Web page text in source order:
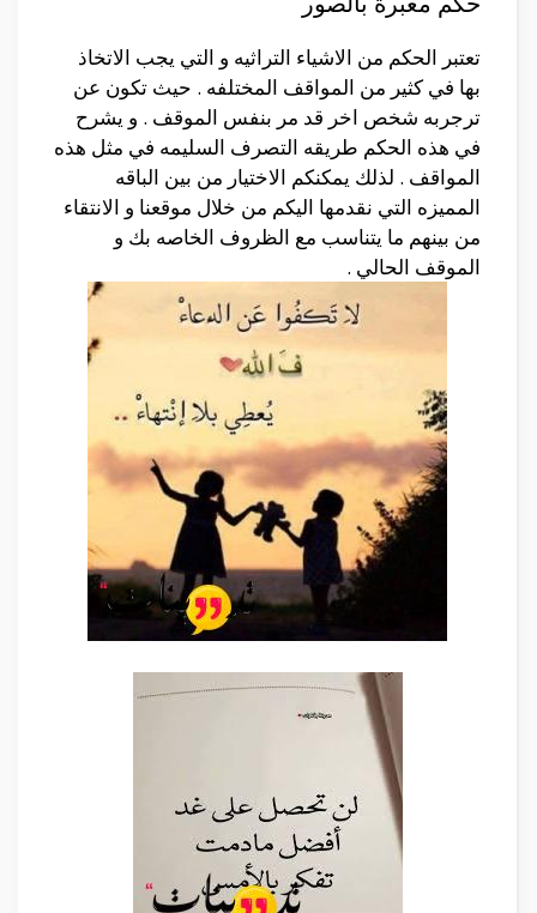
تعتبر الحكم من الاشياء التراثيه و التي يجب الاتخاذ
بها في كثير من المواقف المختلفه . حيث تكون عن
ترجربه شخص اخر قد مر بنفس الموقف . و يشرح
في هذه الحكم طريقه التصرف السليمه في مثل هذه
المواقف . لذلك يمكنكم الاختيار من بين الباقه
المميزه التي نقدمها اليكم من خلال موقعنا و الانتقاء
من بينهم ما يتناسب مع الظروف الخاصه بك و
الموقف الحالي .